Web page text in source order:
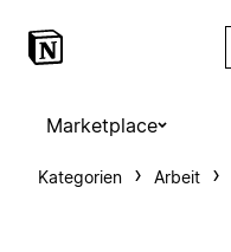
Marketplace
Kategorien Arbeit